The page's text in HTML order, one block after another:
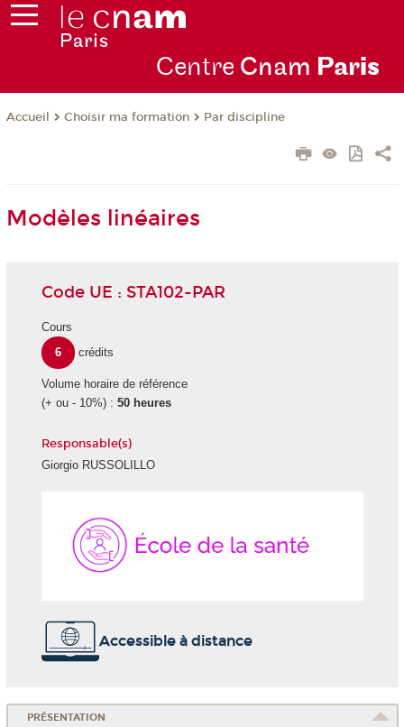
Centre Cnam Paris
Accueil Choisir ma formation Par discipline
Modèles linéaires
Code UE : STA102-PAR
Cours
6
crédits
Volume horaire de référence
(+ ou - 10%) : 50 heures
Responsable(s)
Giorgio RUSSOLILLO
Accessible à distance
PRÉSENTATION